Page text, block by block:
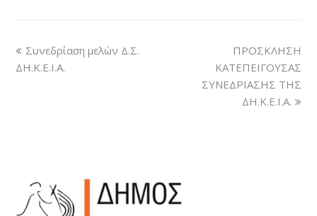
Συνεδρίαση μελών Δ.Σ.
ΔΗ.Κ.Ε.Ι.Α.
ΠΡΟΣΚΛΗΣΗ
ΚΑΤΕΠΕΙΓΟΥΣΑΣ
ΣΥΝΕΔΡΙΑΣΗΣ ΤΗΣ
ΔΗ.Κ.Ε.Ι.Α.